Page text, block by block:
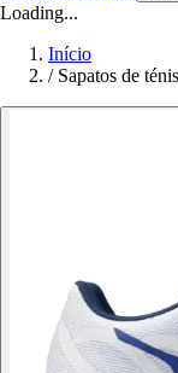
Loading...
Início
/ Sapatos de